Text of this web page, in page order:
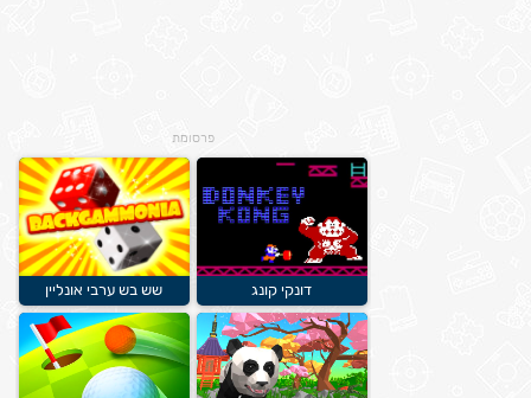
פרסומת
דונקי קונג שש בש ערבי אונליין